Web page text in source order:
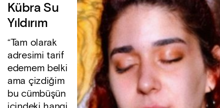
Kübra Su
Yıldırım
“Tam olarak
adresimi tarif
edemem belki
ama çizdiğim
bu cümbüşün